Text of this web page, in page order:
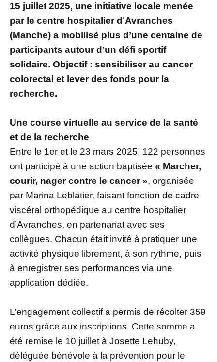
15 juillet 2025, une initiative locale menée
par le centre hospitalier d’Avranches
(Manche) a mobilisé plus d’une centaine de
participants autour d’un défi sportif
solidaire. Objectif : sensibiliser au cancer
colorectal et lever des fonds pour la
recherche.
Une course virtuelle au service de la santé
et de la recherche
Entre le 1er et le 23 mars 2025, 122 personnes
ont participé à une action baptisée « Marcher,
courir, nager contre le cancer », organisée
par Marina Leblatier, faisant fonction de cadre
viscéral orthopédique au centre hospitalier
d’Avranches, en partenariat avec ses
collègues. Chacun était invité à pratiquer une
activité physique librement, à son rythme, puis
à enregistrer ses performances via une
application dédiée.
L’engagement collectif a permis de récolter 359
euros grâce aux inscriptions. Cette somme a
été remise le 10 juillet à Josette Lehuby,
déléguée bénévole à la prévention pour le